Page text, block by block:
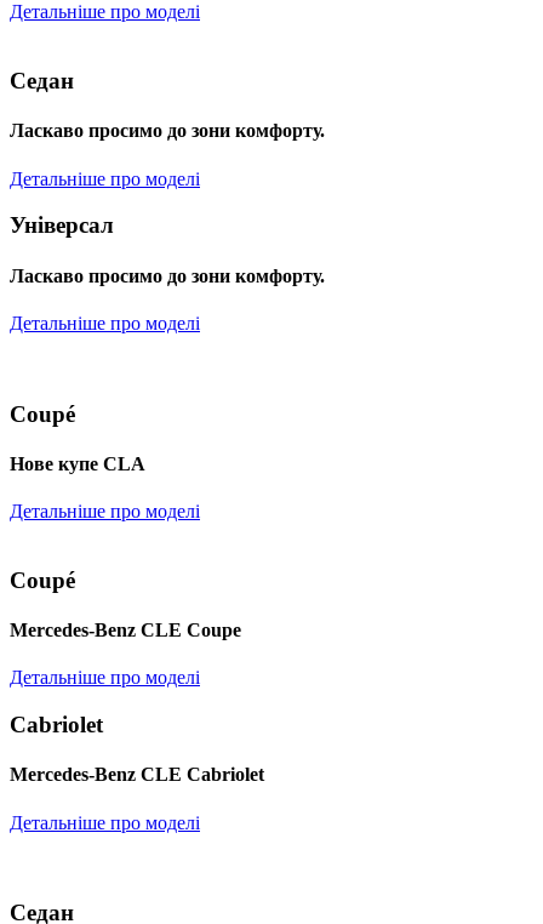
Детальніше про моделі
Седан
Ласкаво просимо до зони комфорту.
Детальніше про моделі
Універсал
Ласкаво просимо до зони комфорту.
Детальніше про моделі
Coupé
Нове купе CLA
Детальніше про моделі
Coupé
Mercedes-Benz CLE Coupe
Детальніше про моделі
Cabriolet
Mercedes-Benz CLE Cabriolet
Детальніше про моделі
Седан